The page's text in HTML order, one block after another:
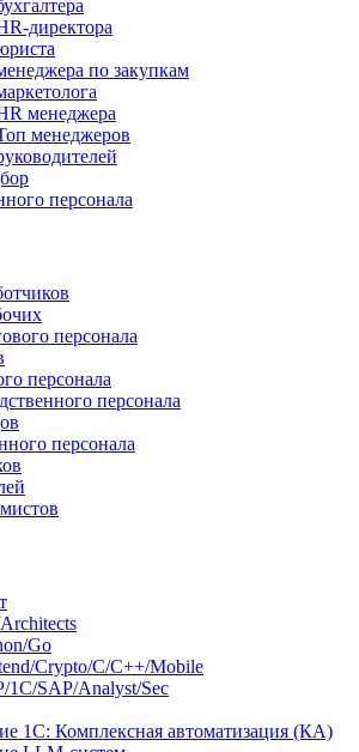
директора
по закупкам
менеджера
менеджеров
персонала
персонала
персонала
персонала
персонала
Go
Crypto/C/C++/Mobile
1C/SAP/Analyst/Sec
1С: Комплексная автоматизация (КА)